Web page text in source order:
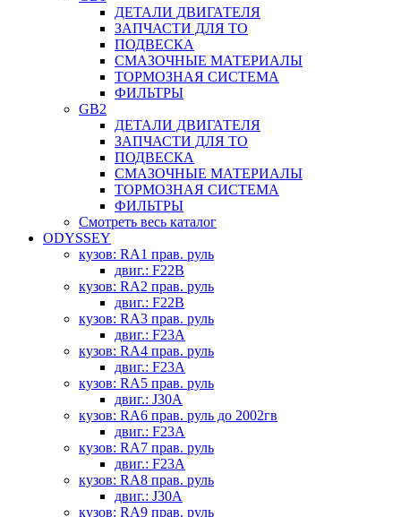
ДЕТАЛИ ДВИГАТЕЛЯ
ЗАПЧАСТИ ДЛЯ ТО
ПОДВЕСКА
СМАЗОЧНЫЕ МАТЕРИАЛЫ
ТОРМОЗНАЯ СИСТЕМА
ФИЛЬТРЫ
GB2
ДЕТАЛИ ДВИГАТЕЛЯ
ЗАПЧАСТИ ДЛЯ ТО
ПОДВЕСКА
СМАЗОЧНЫЕ МАТЕРИАЛЫ
ТОРМОЗНАЯ СИСТЕМА
ФИЛЬТРЫ
Смотреть весь каталог
ODYSSEY
кузов: RA1 прав. руль
двиг.: F22B
кузов: RA2 прав. руль
двиг.: F22B
кузов: RA3 прав. руль
двиг.: F23A
кузов: RA4 прав. руль
двиг.: F23A
кузов: RA5 прав. руль
двиг.: J30A
кузов: RA6 прав. руль до 2002гв
двиг.: F23A
кузов: RA7 прав. руль
двиг.: F23A
кузов: RA8 прав. руль
двиг.: J30A
кузов: RA9 прав. руль